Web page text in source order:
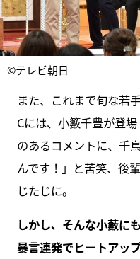
©テレビ朝日
また、これまで旬な若
Cには、小籔千豊が登
のあるコメントに、千
んです！」と苦笑、後
じたじに。
しかし、そんな小藪に
暴言連発でヒートアッ